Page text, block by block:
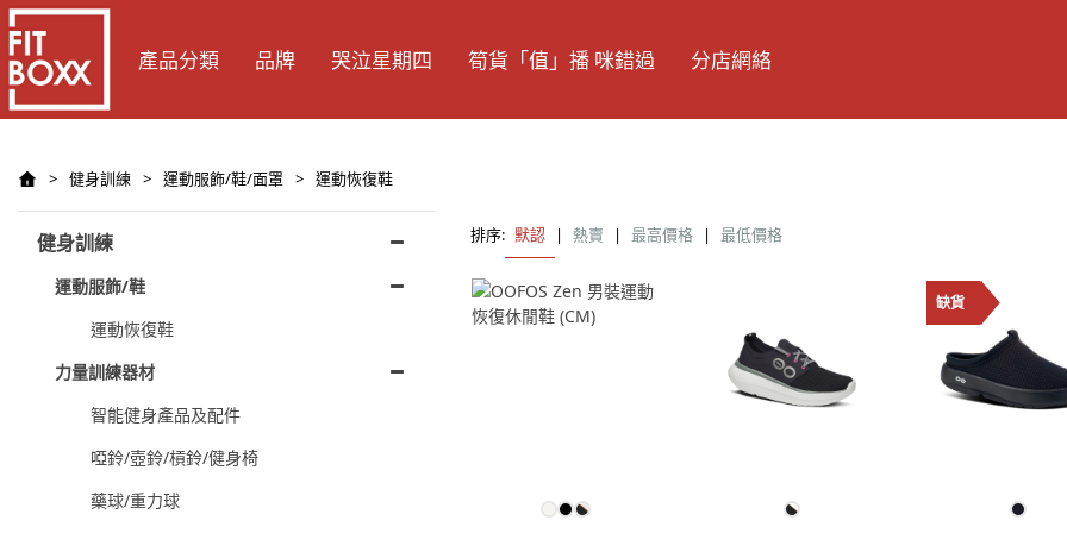
產品分類 品牌 哭泣星期四 筍貨「值」播 咪錯過 分店網絡
> 健身訓練 > 運動服飾/鞋/面罩 > 運動恢復鞋
健身訓練
運動服飾/鞋
運動恢復鞋
力量訓練器材
智能健身產品及配件
啞鈴/壺鈴/槓鈴/健身椅
藥球/重力球
排序: 默認 | 熱賣 | 最高價格 | 最低價格
缺貨